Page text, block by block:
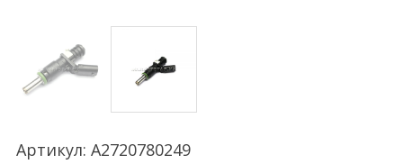
Артикул: A2720780249